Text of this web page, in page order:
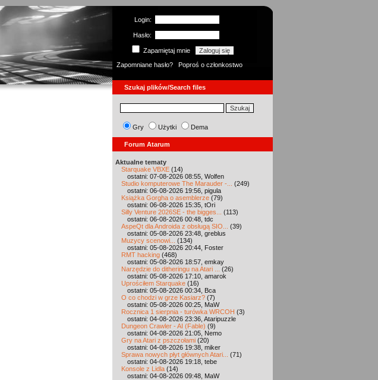
Login:
Hasło:
Zapamiętaj mnie
Zapomniane hasło?
Poproś o członkostwo
Szukaj plików/Search files
Gry Użytki Dema
Forum Atarum
Aktualne tematy
Starquake VBXE (14)
ostatni: 07-08-2026 08:55, Wolfen
Studio komputerowe The Marauder -...
(249)
ostatni: 06-08-2026 19:56, pigula
Książka Gorgha o asemblerze (79)
ostatni: 06-08-2026 15:35, tOri
Silly Venture 2026SE - the bigges...
(113)
ostatni: 06-08-2026 00:48, tdc
AspeQt dla Androida z obsługą SIO...
(39)
ostatni: 05-08-2026 23:48, greblus
Muzycy scenowi...
(134)
ostatni: 05-08-2026 20:44, Foster
RMT hacking (468)
ostatni: 05-08-2026 18:57, emkay
Narzędzie do ditheringu na Atari ...
(26)
ostatni: 05-08-2026 17:10, amarok
Uprościłem Starquake (16)
ostatni: 05-08-2026 00:34, Bca
O co chodzi w grze Kasiarz? (7)
ostatni: 05-08-2026 00:25, MaW
Rocznica 1 sierpnia - turówka WRCOH (3)
ostatni: 04-08-2026 23:36, Ataripuzzle
Dungeon Crawler - AI (Fable) (9)
ostatni: 04-08-2026 21:05, Nemo
Gry na Atari z pszczołami (20)
ostatni: 04-08-2026 19:38, miker
Sprawa nowych płyt głównych Atari...
(71)
ostatni: 04-08-2026 19:18, tebe
Konsole z Lidla (14)
ostatni: 04-08-2026 09:48, MaW